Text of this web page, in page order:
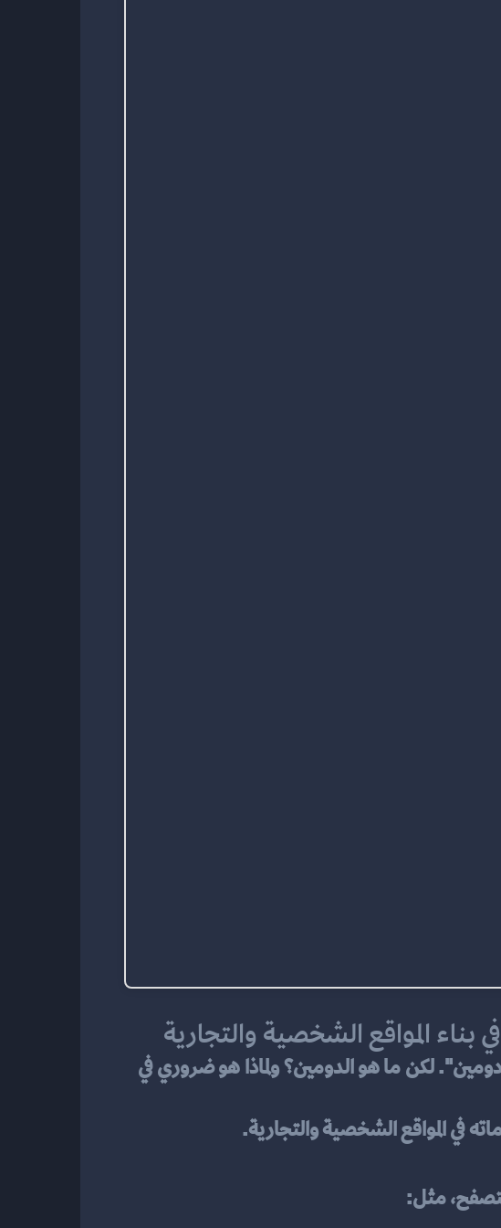
المواقع الشخصية والتجارية
مثل: